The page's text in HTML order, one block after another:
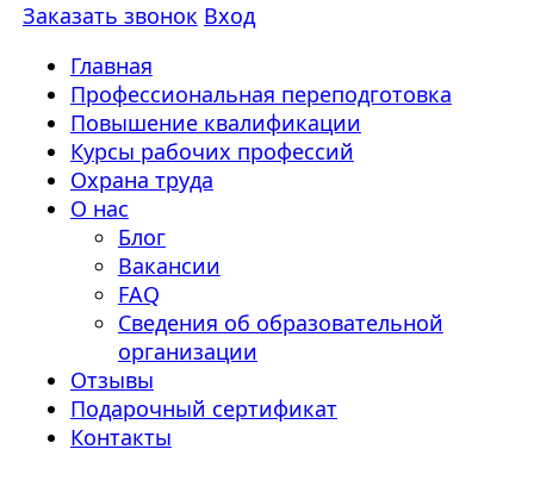
Заказать звонок Вход
Главная
Профессиональная переподготовка
Повышение квалификации
Курсы рабочих профессий
Охрана труда
О нас
Блог
Вакансии
FAQ
Сведения об образовательной
организации
Отзывы
Подарочный сертификат
Контакты